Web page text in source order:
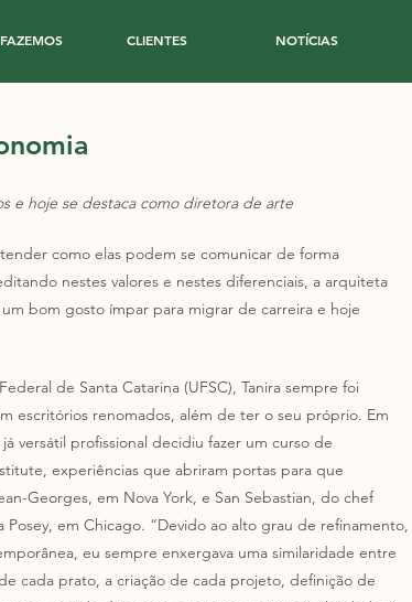
CLIENTES NOTÍCIAS
e hoje se destaca como diretora de arte
como elas podem se comunicar de forma
nestes valores e nestes diferenciais, a arquiteta
bom gosto ímpar para migrar de carreira e hoje
de Santa Catarina (UFSC), Tanira sempre foi
escritórios renomados, além de ter o seu próprio. Em
versátil profissional decidiu fazer um curso de
experiências que abriram portas para que
Georges, em Nova York, e San Sebastian, do chef
em Chicago. “Devido ao alto grau de refinamento,
eu sempre enxergava uma similaridade entre
cada prato, a criação de cada projeto, definição de